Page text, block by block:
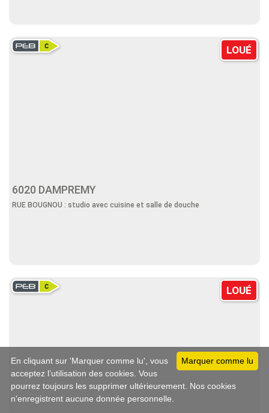
LOUÉ
6020 DAMPREMY
RUE BOUGNOU : studio avec cuisine et salle de douche
LOUÉ
Marquer comme lu
En cliquant sur 'Marquer comme lu', vous
acceptez l’utilisation des cookies. Vous
pourrez toujours les supprimer ultérieurement. Nos cookies
n'enregistrent aucune donnée personnelle.